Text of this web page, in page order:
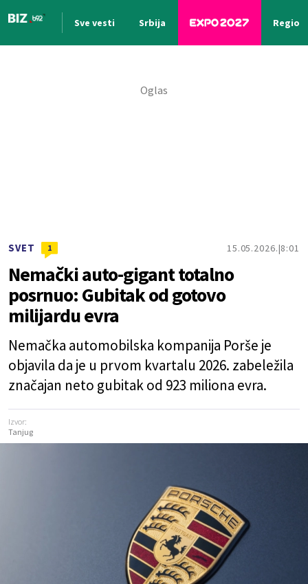
Sve vesti Srbija Region
SVET 1 15.05.2026. 8:01
Nemački auto-gigant totalno
posrnuo: Gubitak od gotovo
milijardu evra
Nemačka automobilska kompanija Porše je
objavila da je u prvom kvartalu 2026. zabeležila
značajan neto gubitak od 923 miliona evra.
Izvor:
Tanjug